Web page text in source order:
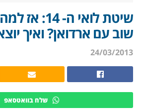
שיטת לואי ה-
שוב עם ארדואן? ואיך
24/03/2013
שלח בוואטסאפ